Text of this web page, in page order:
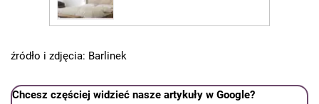
źródło i zdjęcia: Barlinek
Chcesz częściej widzieć nasze artykuły w Google?